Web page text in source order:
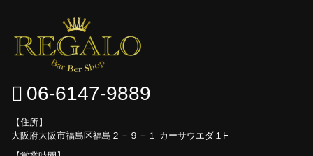
06-6147-9889
住所
大阪府大阪市福島区福島２－９－１ カーサウエダ１F